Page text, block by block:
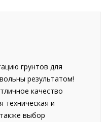
грунтов для
результатом!
качество
техническая и
выбор